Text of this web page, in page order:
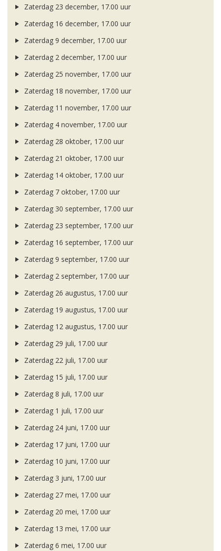
Zaterdag 23 december, 17.00 uur
Zaterdag 16 december, 17.00 uur
Zaterdag 9 december, 17.00 uur
Zaterdag 2 december, 17.00 uur
Zaterdag 25 november, 17.00 uur
Zaterdag 18 november, 17.00 uur
Zaterdag 11 november, 17.00 uur
Zaterdag 4 november, 17.00 uur
Zaterdag 28 oktober, 17.00 uur
Zaterdag 21 oktober, 17.00 uur
Zaterdag 14 oktober, 17.00 uur
Zaterdag 7 oktober, 17.00 uur
Zaterdag 30 september, 17.00 uur
Zaterdag 23 september, 17.00 uur
Zaterdag 16 september, 17.00 uur
Zaterdag 9 september, 17.00 uur
Zaterdag 2 september, 17.00 uur
Zaterdag 26 augustus, 17.00 uur
Zaterdag 19 augustus, 17.00 uur
Zaterdag 12 augustus, 17.00 uur
Zaterdag 29 juli, 17.00 uur
Zaterdag 22 juli, 17.00 uur
Zaterdag 15 juli, 17.00 uur
Zaterdag 8 juli, 17.00 uur
Zaterdag 1 juli, 17.00 uur
Zaterdag 24 juni, 17.00 uur
Zaterdag 17 juni, 17.00 uur
Zaterdag 10 juni, 17.00 uur
Zaterdag 3 juni, 17.00 uur
Zaterdag 27 mei, 17.00 uur
Zaterdag 20 mei, 17.00 uur
Zaterdag 13 mei, 17.00 uur
Zaterdag 6 mei, 17.00 uur